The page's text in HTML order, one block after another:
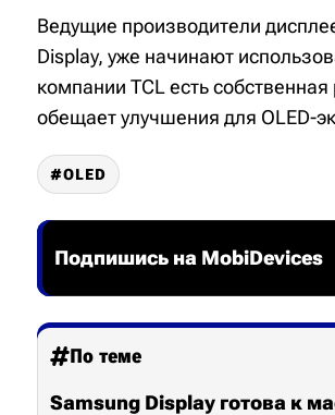
Ведущие производители
Display, уже начинают
компании TCL есть
обещает улучшения для OLED-
OLED
Подпишись на MobiDevices
По теме
Samsung Display готова к